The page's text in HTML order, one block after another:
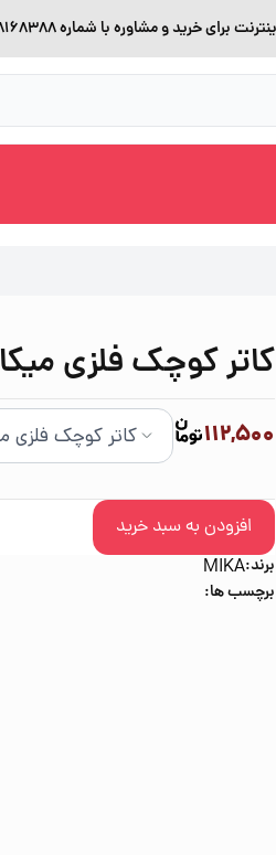
کاتر کوچک فلزی میکا
112,500
افزودن به سبد خرید
برند:MIKA
برچسب ها: